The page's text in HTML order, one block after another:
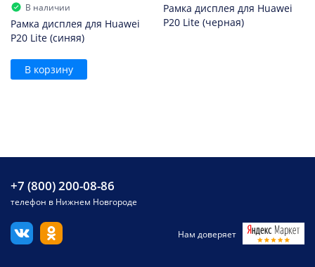
В наличии
Рамка дисплея для Huawei
P20 Lite (синяя)
В корзину
Рамка дисплея для Huawei
P20 Lite (черная)
+7 (800) 200-08-86
телефон в Нижнем Новгороде
Нам доверяет